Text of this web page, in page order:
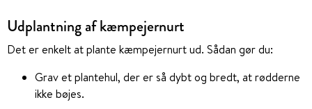
Udplantning af kæmpejernurt
Det er enkelt at plante kæmpejernurt ud. Sådan gør du:
Grav et plantehul, der er så dybt og bredt, at rødderne
ikke bøjes.